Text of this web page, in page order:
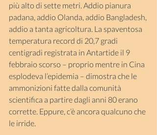
più alto di sette metri. Addio pianura
padana, addio Olanda, addio Bangladesh,
addio a tanta agricoltura. La spaventosa
temperatura record di 20,7 gradi
centigradi registrata in Antartide il 9
febbraio scorso – proprio mentre in Cina
esplodeva l’epidemia – dimostra che le
ammonizioni fatte dalla comunità
scientifica a partire dagli anni 80 erano
corrette. Eppure, c’è ancora qualcuno che
le irride.